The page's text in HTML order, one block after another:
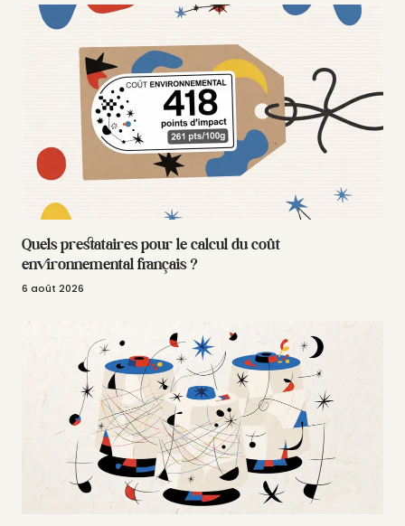
Quels prestataires pour le calcul du coût
environnemental français ?
6 août 2026